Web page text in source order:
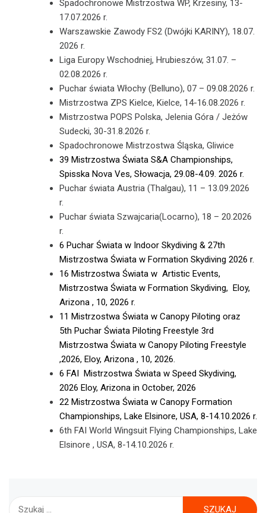
Spadochronowe Mistrzostwa WP, Krzesiny, 13-
17.07.2026 r.
Warszawskie Zawody FS2 (Dwójki KARINY), 18.07.
2026 r.
Liga Europy Wschodniej, Hrubieszów, 31.07. –
02.08.2026 r.
Puchar świata Włochy (Belluno), 07 – 09.08.2026 r.
Mistrzostwa ZPS Kielce, Kielce, 14-16.08.2026 r.
Mistrzostwa POPS Polska, Jelenia Góra / Jeżów
Sudecki, 30-31.8.2026 r.
Spadochronowe Mistrzostwa Śląska, Gliwice
39 Mistrzostwa Świata S&A Championships,
Spisska Nova Ves, Słowacja, 29.08-4.09. 2026 r.
Puchar świata Austria (Thalgau), 11 – 13.09.2026
r.
Puchar świata Szwajcaria(Locarno), 18 – 20.2026
r.
6 Puchar Świata w Indoor Skydiving & 27th
Mistrzostwa Świata w Formation Skydiving 2026 r.
16 Mistrzostwa Świata w Artistic Events,
Mistrzostwa Świata w Formation Skydiving, Eloy,
Arizona , 10, 2026 r.
11 Mistrzostwa Świata w Canopy Piloting oraz
5th Puchar Świata Piloting Freestyle 3rd
Mistrzostwa Świata w Canopy Piloting Freestyle
,2026, Eloy, Arizona , 10, 2026.
6 FAI Mistrzostwa Świata w Speed Skydiving,
2026 Eloy, Arizona in October, 2026
22 Mistrzostwa Świata w Canopy Formation
Championships, Lake Elsinore, USA, 8-14.10.2026 r.
6th FAI World Wingsuit Flying Championships, Lake
Elsinore , USA, 8-14.10.2026 r.